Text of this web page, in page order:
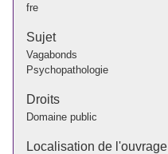
fre
Sujet
Vagabonds
Psychopathologie
Droits
Domaine public
Localisation de l'ouvrage